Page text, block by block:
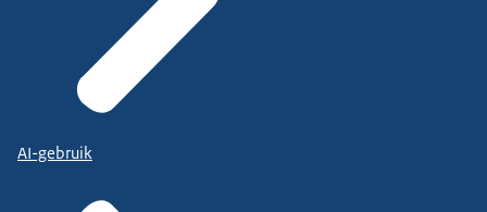
AI-gebruik